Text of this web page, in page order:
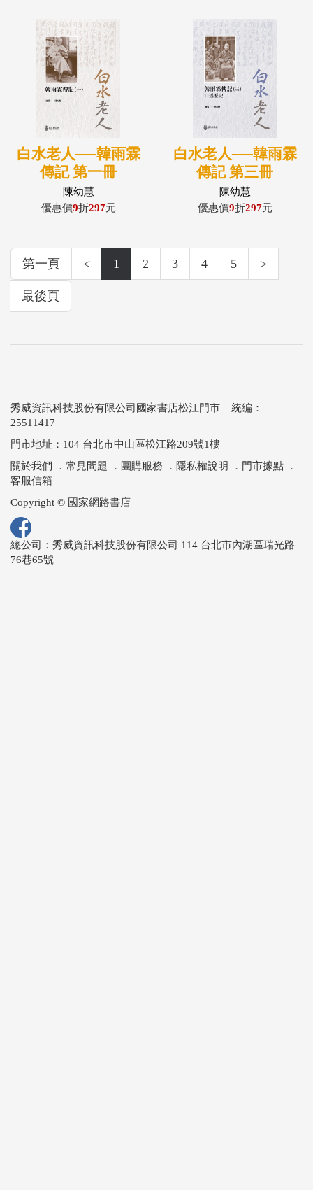
白水老人──韓雨霖
傳記 第一冊
陳幼慧
優惠價9折297元
白水老人──韓雨霖
傳記 第三冊
陳幼慧
優惠價9折297元
第一頁 < 1 2 3 4 5 >
最後頁
秀威資訊科技股份有限公司國家書店松江門市 統編：
25511417
門市地址：104 台北市中山區松江路209號1樓
關於我們
． 常見問題 ． 團購服務 ． 隱私權說明 ． 門市據點 ．
客服信箱
Copyright © 國家網路書店
總公司：秀威資訊科技股份有限公司 114 台北市內湖區瑞光路
76巷65號